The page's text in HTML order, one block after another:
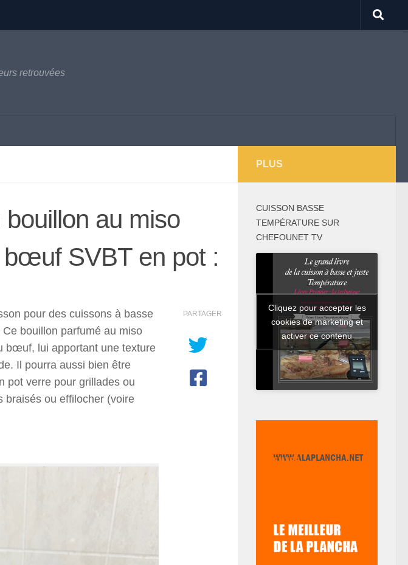
retrouvées
bouillon au miso
SVBT en pot :
pour des cuissons à basse
bouillon parfumé au miso
bœuf, lui apportant une texture
Il pourra aussi bien être
pot verre pour grillades ou
braisés ou effilocher (voire
PARTAGER
PLUS
CUISSON BASSE
TEMPÉRATURE SUR
CHEFOUNET TV
Cliquez pour accepter les
cookies de marketing et
activer ce contenu